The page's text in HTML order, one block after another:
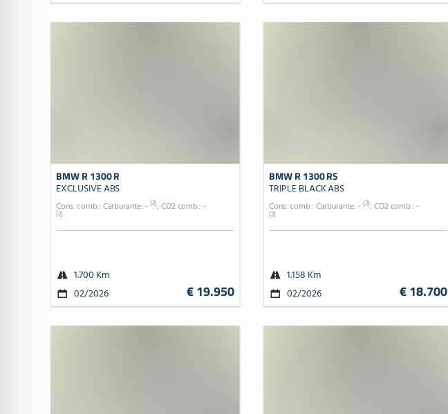
BMW R 1300 R
EXCLUSIVE ABS
Cons. comb.: Carburante: - (2), CO2 comb.: -
(2)
1.700 Km
02/2026 € 19.950
BMW R 1300 RS
TRIPLE BLACK ABS
Cons. comb.: Carburante: - (2), CO2 comb.: -
(2)
1.158 Km
02/2026 € 18.700